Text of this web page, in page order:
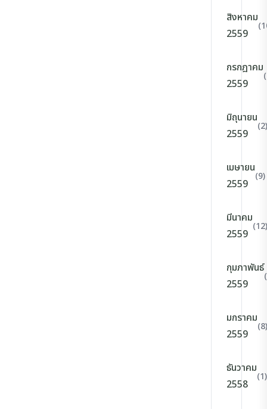
สิงหาคม
2559
กรกฎาคม
2559
มิถุนายน
2559
(2)
เมษายน
2559
(9)
มีนาคม
2559
(12)
กุมภาพันธ์
2559
มกราคม
2559
(8)
ธันวาคม
2558
(1)